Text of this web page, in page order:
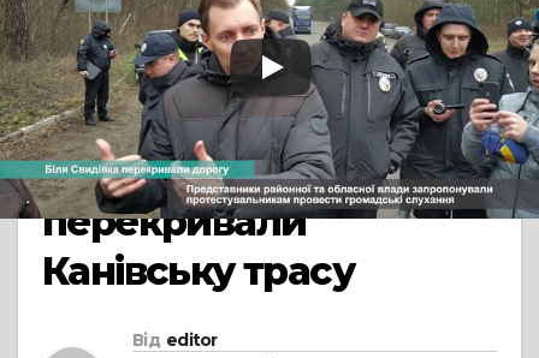
Жителі села Свидівок,
що не бажають
об’єднання з
Черкасами,
перекривали
Канівську трасу
Від editor